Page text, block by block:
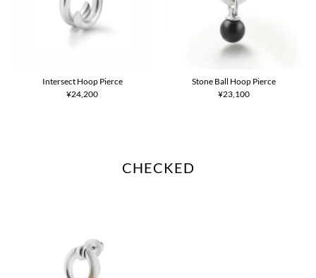
Intersect Hoop Pierce
¥24,200
Stone Ball Hoop Pierce
¥23,100
CHECKED